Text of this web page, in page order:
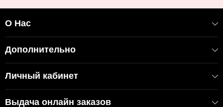
О Нас
Дополнительно
Личный кабинет
Выдача онлайн заказов